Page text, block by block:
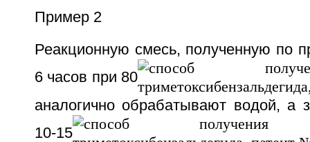
Пример 2
Реакционную смесь, полученную по
6 часов при 80
аналогично обрабатывают водой, а
10-15